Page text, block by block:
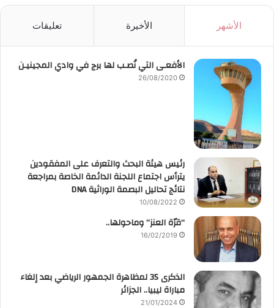
الأشهر الأخيرة تعليقات
الأفعـى التي نُصـب لها برج في وادي المجينيـن
26/08/2020
رئيس هيئة البحث والتعرف على المفقودين
يترأس اجتماع اللجنة الدائمة الخاصة بمراجعة
نتائج تحاليل البصمة الوراثية DNA
10/08/2022
“قرّة العنز” وماحولها..
16/02/2019
الذكرى 35 لمظاهرة الجمهور الرياضي بعد إلغاء
مباراة ليبيا.. الجزائر
21/01/2024